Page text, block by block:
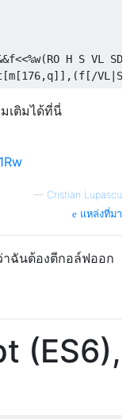
f<<%w(RO H S VL SD
[m [176,q]],(f [ /
เติมได้ที่นี่
— Cristian Lupascu
แหล่งที่มา
ฉันต้องตีกอล์ฟออก
(ES6),